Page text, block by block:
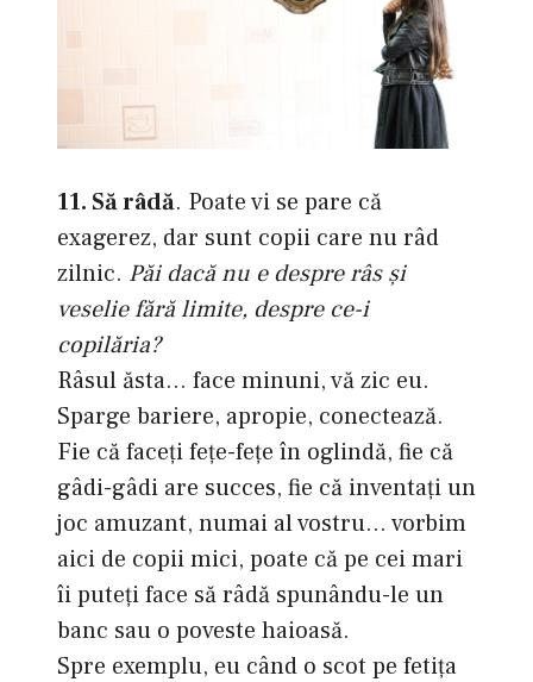
11. Să râdă. Poate vi se pare că
exagerez, dar sunt copii care nu râd
zilnic. Păi dacă nu e despre râs şi
veselie fără limite, despre ce-i
copilăria?
Râsul ăsta… face minuni, vă zic eu.
Sparge bariere, apropie, conectează.
Fie că faceţi feţe-feţe în oglindă, fie că
gâdi-gâdi are succes, fie că inventaţi un
joc amuzant, numai al vostru… vorbim
aici de copii mici, poate că pe cei mari
îi puteţi face să râdă spunându-le un
banc sau o poveste haioasă.
Spre exemplu, eu când o scot pe fetiţa